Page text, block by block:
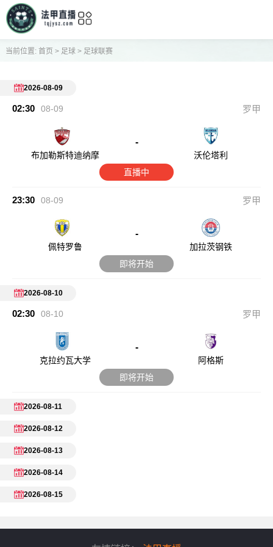
当前位置: 首页 > 足球> 足球联赛
2026-08-09
02:30 08-09 罗甲
布加勒斯特迪纳摩
-
沃伦塔利
直播中
23:30 08-09 罗甲
佩特罗鲁
-
加拉茨钢铁
即将开始
2026-08-10
02:30 08-10 罗甲
克拉约瓦大学
-
阿格斯
即将开始
2026-08-11
2026-08-12
2026-08-13
2026-08-14
2026-08-15